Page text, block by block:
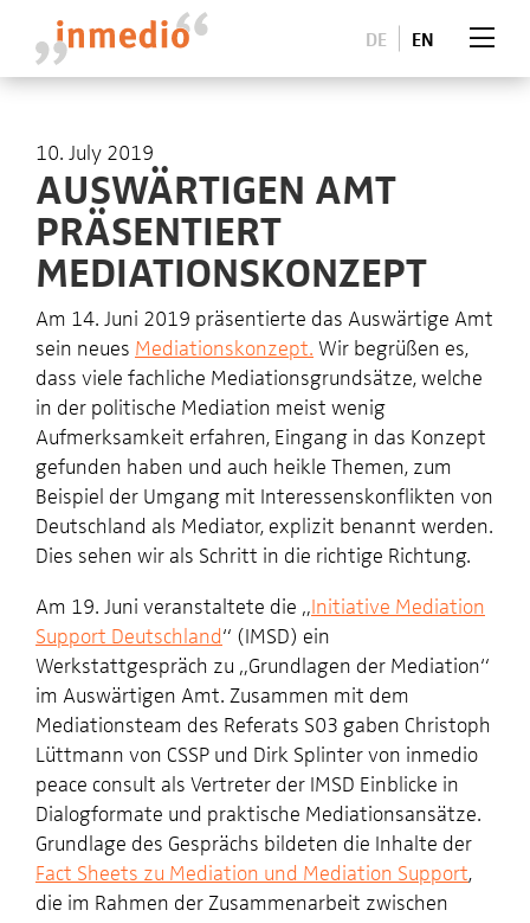
DE EN
10. July 2019
AUSWÄRTIGEN AMT
PRÄSENTIERT
MEDIATIONSKONZEPT
Am 14. Juni 2019 präsentierte das Auswärtige Amt
sein neues Mediationskonzept. Wir begrüßen es,
dass viele fachliche Mediationsgrundsätze, welche
in der politische Mediation meist wenig
Aufmerksamkeit erfahren, Eingang in das Konzept
gefunden haben und auch heikle Themen, zum
Beispiel der Umgang mit Interessenskonflikten von
Deutschland als Mediator, explizit benannt werden.
Dies sehen wir als Schritt in die richtige Richtung.
Am 19. Juni veranstaltete die „Initiative Mediation
Support Deutschland“ (IMSD) ein
Werkstattgespräch zu „Grundlagen der Mediation“
im Auswärtigen Amt. Zusammen mit dem
Mediationsteam des Referats S03 gaben Christoph
Lüttmann von CSSP und Dirk Splinter von inmedio
peace consult als Vertreter der IMSD Einblicke in
Dialogformate und praktische Mediationsansätze.
Grundlage des Gesprächs bildeten die Inhalte der
Fact Sheets zu Mediation und Mediation Support,
die im Rahmen der Zusammenarbeit zwischen